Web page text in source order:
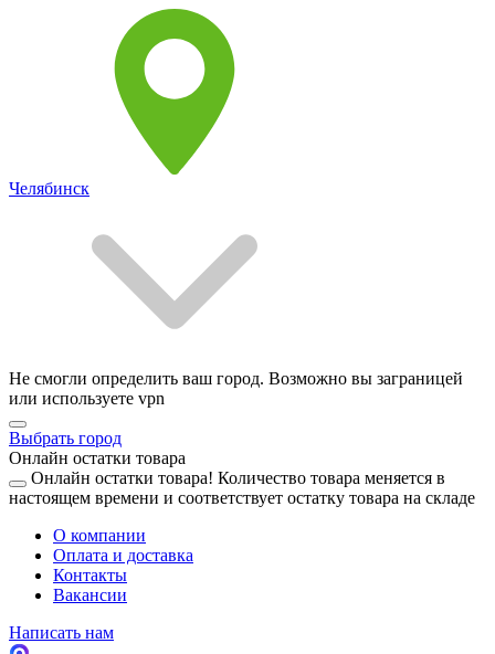
Челябинск
Не смогли определить ваш город. Возможно вы заграницей
или используете vpn
Выбрать город
Онлайн остатки товара
Онлайн остатки товара! Количество товара меняется в
настоящем времени и соответствует остатку товара на складе
О компании
Оплата и доставка
Контакты
Вакансии
Написать нам